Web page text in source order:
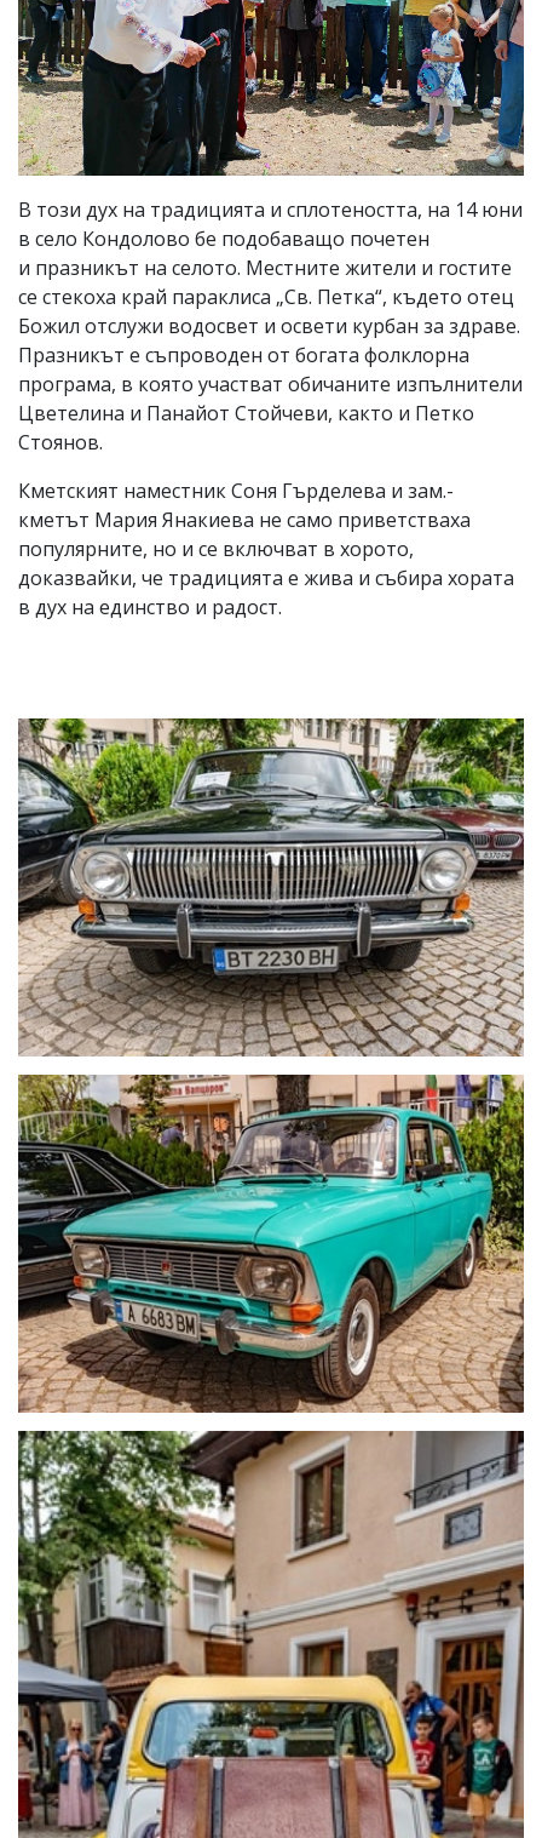
В този дух на традицията и сплотеността, на 14 юни
в село Кондолово бе подобаващо почетен
и празникът на селото. Местните жители и гостите
се стекоха край параклиса „Св. Петка“, където отец
Божил отслужи водосвет и освети курбан за здраве.
Празникът е съпроводен от богата фолклорна
програма, в която участват обичаните изпълнители
Цветелина и Панайот Стойчеви, както и Петко
Стоянов.
Кметският наместник Соня Гърделева и зам.-
кметът Мария Янакиева не само приветстваха
популярните, но и се включват в хорото,
доказвайки, че традицията е жива и събира хората
в дух на единство и радост.